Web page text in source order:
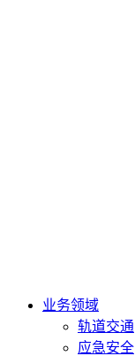
业务领域
轨道交通
应急安全